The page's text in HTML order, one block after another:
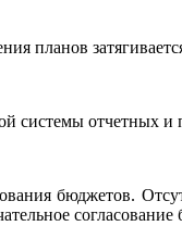
планов
системы отчетных и
бюджетов.
согласование